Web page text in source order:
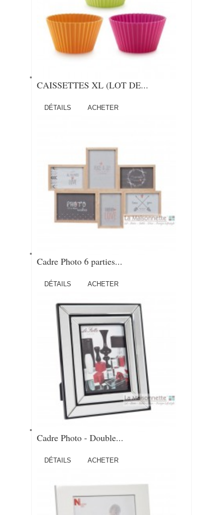
CAISSETTES XL (LOT DE...
DÉTAILS ACHETER
Cadre Photo 6 parties...
DÉTAILS ACHETER
Cadre Photo - Double...
DÉTAILS ACHETER